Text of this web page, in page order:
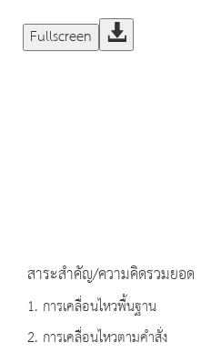
Fullscreen
สาระสำคัญ/ความคิดรวมยอด
1. การเคลื่อนไหวพื้นฐาน
2. การเคลื่อนไหวตามคำสั่ง